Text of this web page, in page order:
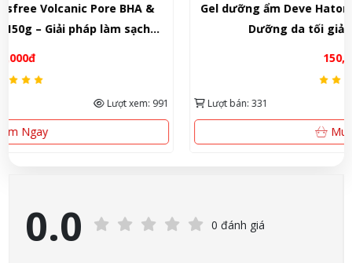
Gel dưỡng ẩm Deve Hatomugi 5 in 1 300g Nhật Bản –
Dưỡng da tối giản, cấp ẩm đa năng.
Lượt bán: 331
0.0 0 đánh giá